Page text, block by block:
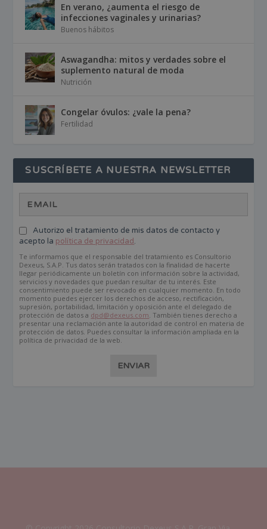
En verano, ¿aumenta el riesgo de
infecciones vaginales y urinarias?
Buenos hábitos
Aswagandha: mitos y verdades sobre el
suplemento natural de moda
Nutrición
Congelar óvulos: ¿vale la pena?
Fertilidad
SUSCRÍBETE A NUESTRA NEWSLETTER
Autorizo el tratamiento de mis datos de contacto y
acepto la política de privacidad.
Te informamos que el responsable del tratamiento es Consultorio
Dexeus, S.A.P. Tus datos serán tratados con la finalidad de hacerte
llegar periódicamente un boletín con información sobre la actividad,
servicios y novedades que puedan resultar de tu interés. Este
consentimiento puede ser revocado en cualquier momento. En todo
momento puedes ejercer los derechos de acceso, rectificación,
supresión, portabilidad, limitación y oposición ante el delegado de
protección de datos a dpd@dexeus.com . También tienes derecho a
presentar una reclamación ante la autoridad de control en materia de
protección de datos. Puedes consultar la información ampliada en la
política de privacidad de la web.
ENVIAR